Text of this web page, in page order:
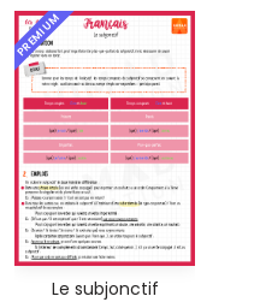
PREMIUM
Le subjonctif